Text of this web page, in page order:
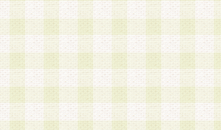
c.会員からの電話、メール等の問い合わせなどへ
d.その他これらに付随する業務
2.当社は、会員個人を識別することのできる情報
会員情報を本人の承諾なく第三者に開示すること
人を識別できる情報について第三者に開示または
社は事前に会員本人の同意を得るものとします。
3.前項の定めに拘わらず、当社は、以下の目的に
意を 得ることなく、会員個人を識別できる情報
づき選定した委託業者に対して当社の責任におい